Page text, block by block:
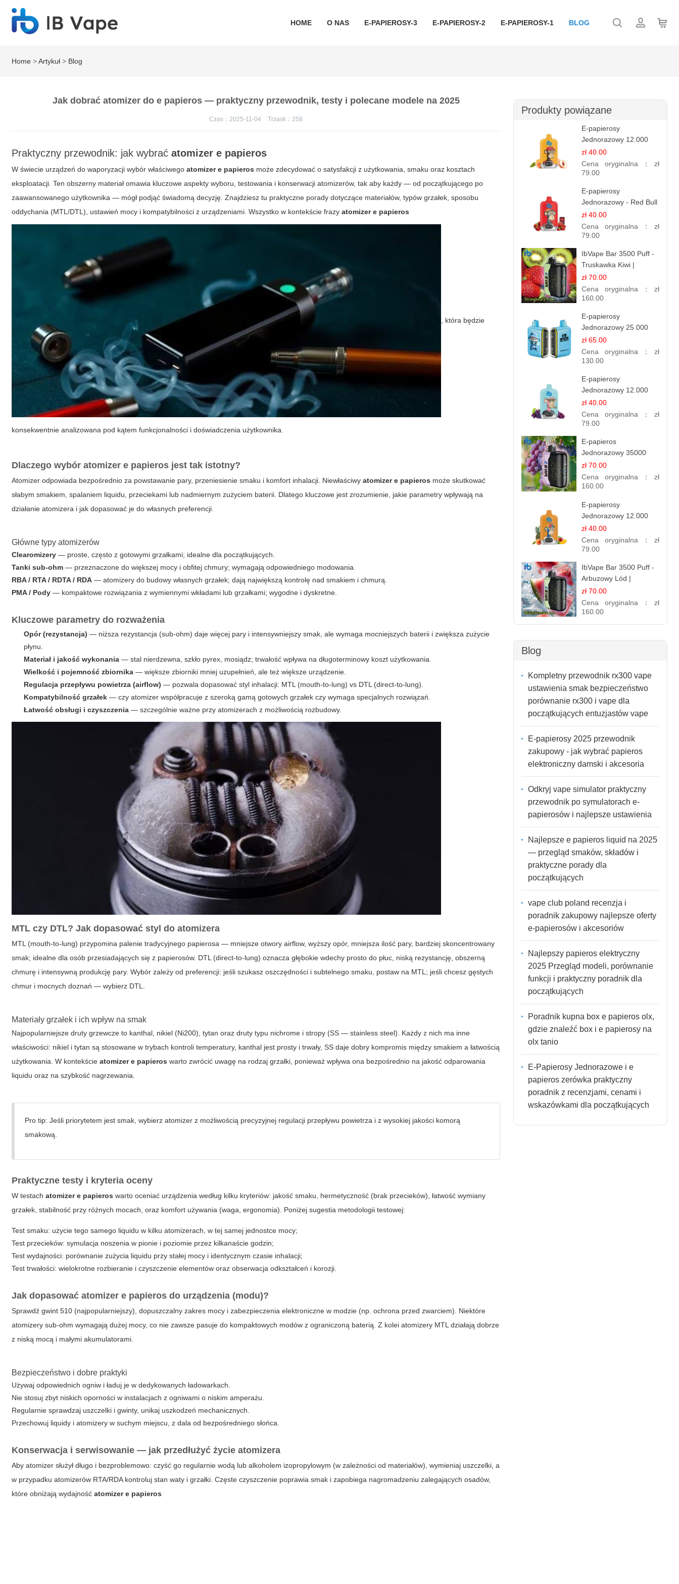
HOME O NAS E-PAPIEROSY-3 E-PAPIEROSY-2 E-PAPIEROSY-1 BLOG
Home >Artykuł > Blog
Jak dobrać atomizer do e papieros — praktyczny przewodnik, testy i polecane modele na 2025
Czas：2025-11-04 Trzask：258
Praktyczny przewodnik: jak wybraćatomizer e papieros
W świecie urządzeń do waporyzacji wybór właściwegoatomizer e papieros może zdecydować o satysfakcji z użytkowania, smaku oraz kosztach
eksploatacji. Ten obszerny materiał omawia kluczowe aspekty wyboru, testowania i konserwacji atomizerów, tak aby każdy — od początkującego po
zaawansowanego użytkownika — mógł podjąć świadomą decyzję. Znajdziesz tu praktyczne porady dotyczące materiałów, typów grzałek, sposobu
oddychania (MTL/DTL), ustawień mocy i kompatybilności z urządzeniami. Wszystko w kontekście frazyatomizer e papieros
, która będzie
konsekwentnie analizowana pod kątem funkcjonalności i doświadczenia użytkownika.
Dlaczego wybóratomizer e papieros jest tak istotny?
Atomizer odpowiada bezpośrednio za powstawanie pary, przeniesienie smaku i komfort inhalacji. Niewłaściwyatomizer e papieros może skutkować
słabym smakiem, spalaniem liquidu, przeciekami lub nadmiernym zużyciem baterii. Dlatego kluczowe jest zrozumienie, jakie parametry wpływają na
działanie atomizera i jak dopasować je do własnych preferencji.
Główne typy atomizerów
Clearomizery — proste, często z gotowymi grzałkami; idealne dla początkujących.
Tanki sub-ohm — przeznaczone do większej mocy i obfitej chmury; wymagają odpowiedniego modowania.
RBA / RTA / RDTA / RDA — atomizery do budowy własnych grzałek; dają największą kontrolę nad smakiem i chmurą.
PMA / Pody — kompaktowe rozwiązania z wymiennymi wkładami lub grzałkami; wygodne i dyskretne.
Kluczowe parametry do rozważenia
Opór (rezystancja) — niższa rezystancja (sub-ohm) daje więcej pary i intensywniejszy smak, ale wymaga mocniejszych baterii i zwiększa zużycie
płynu.
Materiał i jakość wykonania — stal nierdzewna, szkło pyrex, mosiądz; trwałość wpływa na długoterminowy koszt użytkowania.
Wielkość i pojemność zbiornika — większe zbiorniki mniej uzupełnień, ale też większe urządzenie.
Regulacja przepływu powietrza (airflow) — pozwala dopasować styl inhalacji: MTL (mouth-to-lung) vs DTL (direct-to-lung).
Kompatybilność grzałek — czy atomizer współpracuje z szeroką gamą gotowych grzałek czy wymaga specjalnych rozwiązań.
Łatwość obsługi i czyszczenia — szczególnie ważne przy atomizerach z możliwością rozbudowy.
MTL czy DTL? Jak dopasować styl do atomizera
MTL (mouth-to-lung) przypomina palenie tradycyjnego papierosa — mniejsze otwory airflow, wyższy opór, mniejsza ilość pary, bardziej skoncentrowany
smak; idealne dla osób przesiadających się z papierosów. DTL (direct-to-lung) oznacza głębokie wdechy prosto do płuc, niską rezystancję, obszerną
chmurę i intensywną produkcję pary. Wybór zależy od preferencji: jeśli szukasz oszczędności i subtelnego smaku, postaw na MTL; jeśli chcesz gęstych
chmur i mocnych doznań — wybierz DTL.
Materiały grzałek i ich wpływ na smak
Najpopularniejsze druty grzewcze to kanthal, nikiel (Ni200), tytan oraz druty typu nichrome i stropy (SS — stainless steel). Każdy z nich ma inne
właściwości: nikiel i tytan są stosowane w trybach kontroli temperatury, kanthal jest prosty i trwały, SS daje dobry kompromis między smakiem a łatwością
użytkowania. W kontekścieatomizer e papieros warto zwrócić uwagę na rodzaj grzałki, ponieważ wpływa ona bezpośrednio na jakość odparowania
liquidu oraz na szybkość nagrzewania.
Pro tip: Jeśli priorytetem jest smak, wybierz atomizer z możliwością precyzyjnej regulacji przepływu powietrza i z wysokiej jakości komorą
smakową.
Praktyczne testy i kryteria oceny
W testachatomizer e papieros warto oceniać urządzenia według kilku kryteriów: jakość smaku, hermetyczność (brak przecieków), łatwość wymiany
grzałek, stabilność przy różnych mocach, oraz komfort używania (waga, ergonomia). Poniżej sugestia metodologii testowej:
Test smaku: użycie tego samego liquidu w kilku atomizerach, w tej samej jednostce mocy;
Test przecieków: symulacja noszenia w pionie i poziomie przez kilkanaście godzin;
Test wydajności: porównanie zużycia liquidu przy stałej mocy i identycznym czasie inhalacji;
Test trwałości: wielokrotne rozbieranie i czyszczenie elementów oraz obserwacja odkształceń i korozji.
Jak dopasowaćatomizer e papieros do urządzenia (modu)?
Sprawdź gwint 510 (najpopularniejszy), dopuszczalny zakres mocy i zabezpieczenia elektroniczne w modzie (np. ochrona przed zwarciem). Niektóre
atomizery sub-ohm wymagają dużej mocy, co nie zawsze pasuje do kompaktowych modów z ograniczoną baterią. Z kolei atomizery MTL działają dobrze
z niską mocą i małymi akumulatorami.
Bezpieczeństwo i dobre praktyki
Używaj odpowiednich ogniw i ładuj je w dedykowanych ładowarkach.
Nie stosuj zbyt niskich oporności w instalacjach z ogniwami o niskim amperażu.
Regularnie sprawdzaj uszczelki i gwinty, unikaj uszkodzeń mechanicznych.
Przechowuj liquidy i atomizery w suchym miejscu, z dala od bezpośredniego słońca.
Konserwacja i serwisowanie — jak przedłużyć życie atomizera
Aby atomizer służył długo i bezproblemowo: czyść go regularnie wodą lub alkoholem izopropylowym (w zależności od materiałów), wymieniaj uszczelki, a
w przypadku atomizerów RTA/RDA kontroluj stan waty i grzałki. Częste czyszczenie poprawia smak i zapobiega nagromadzeniu zalegających osadów,
które obniżają wydajnośćatomizer e papieros
Produkty powiązane
E-papierosy
Jednorazowy 12.000
Puff - Sok
Brzoskwiniowy |
Owocowa Świeżość
zł 40.00
Cena oryginalna： zł
79.00
E-papierosy
Jednorazowy - Red Bull
Truskawkowy | Energia i
Smak
zł 40.00
Cena oryginalna： zł
79.00
IbVape Bar 3500 Puff -
Truskawka Kiwi |
Jednorazowy E-
papieros
zł 70.00
Cena oryginalna： zł
160.00
E-papierosy
Jednorazowy 25 000
Puff - Lody Jagodowe |
Kremowy Smak
zł 65.00
Cena oryginalna： zł
130.00
E-papierosy
Jednorazowy 12.000
Puff - Porzeczka
Winogronowa |
Owocowa Moc
zł 40.00
Cena oryginalna： zł
79.00
E-papieros
Jednorazowy 35000
Puff - Winogrono |
Owocowy Smak
zł 70.00
Cena oryginalna： zł
160.00
E-papierosy
Jednorazowy 12.000
Puff - Mango Ananas
Brzoskwinia | Tropikalna
Mieszanka
zł 40.00
Cena oryginalna： zł
79.00
IbVape Bar 3500 Puff -
Arbuzowy Lód |
Orzeźwiający
Jednorazowy E-
papieros
zł 70.00
Cena oryginalna： zł
160.00
Blog
Kompletny przewodnik rx300 vape
ustawienia smak bezpieczeństwo
porównanie rx300 i vape dla
początkujących entuzjastów vape
E-papierosy 2025 przewodnik
zakupowy - jak wybrać papieros
elektroniczny damski i akcesoria
Odkryj vape simulator praktyczny
przewodnik po symulatorach e-
papierosów i najlepsze ustawienia
Najlepsze e papieros liquid na 2025
— przegląd smaków, składów i
praktyczne porady dla
początkujących
vape club poland recenzja i
poradnik zakupowy najlepsze oferty
e-papierosów i akcesoriów
Najlepszy papieros elektryczny
2025 Przegląd modeli, porównanie
funkcji i praktyczny poradnik dla
początkujących
Poradnik kupna box e papieros olx,
gdzie znaleźć box i e papierosy na
olx tanio
E-Papierosy Jednorazowe i e
papieros zerówka praktyczny
poradnik z recenzjami, cenami i
wskazówkami dla początkujących